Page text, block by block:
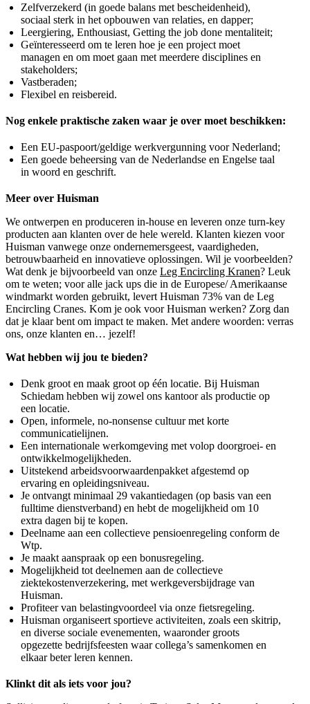
Zelfverzekerd (in goede balans met bescheidenheid),
sociaal sterk in het opbouwen van relaties, en dapper;
Leergiering, Enthousiast, Getting the job done mentaliteit;
Geïnteresseerd om te leren hoe je een project moet
managen en om moet gaan met meerdere disciplines en
stakeholders;
Vastberaden;
Flexibel en reisbereid.
Nog enkele praktische zaken waar je over moet beschikken:
Een EU-paspoort/geldige werkvergunning voor Nederland;
Een goede beheersing van de Nederlandse en Engelse taal
in woord en geschrift.
Meer over Huisman
We ontwerpen en produceren in-house en leveren onze turn-key
producten aan klanten over de hele wereld. Klanten kiezen voor
Huisman vanwege onze ondernemersgeest, vaardigheden,
betrouwbaarheid en innovatieve oplossingen. Wil je voorbeelden?
Wat denk je bijvoorbeeld van onze Leg Encircling Kranen? Leuk
om te weten; voor alle jack ups die in de Europese/ Amerikaanse
windmarkt worden gebruikt, levert Huisman 73% van de Leg
Encircling Cranes. Kom je ook voor Huisman werken? Zorg dan
dat je klaar bent om impact te maken. Met andere woorden: verras
ons, onze klanten en… jezelf!
Wat hebben wij jou te bieden?
Denk groot en maak groot op één locatie. Bij Huisman
Schiedam hebben wij zowel ons kantoor als productie op
een locatie.
Open, informele, no-nonsense cultuur met korte
communicatielijnen.
Een internationale werkomgeving met volop doorgroei- en
ontwikkelmogelijkheden.
Uitstekend arbeidsvoorwaardenpakket afgestemd op
ervaring en opleidingsniveau.
Je ontvangt minimaal 29 vakantiedagen (op basis van een
fulltime dienstverband) en hebt de mogelijkheid om 10
extra dagen bij te kopen.
Deelname aan een collectieve pensioenregeling conform de
Wtp.
Je maakt aanspraak op een bonusregeling.
Mogelijkheid tot deelnemen aan de collectieve
ziektekostenverzekering, met werkgeversbijdrage van
Huisman.
Profiteer van belastingvoordeel via onze fietsregeling.
Huisman organiseert sportieve activiteiten, zoals een skitrip,
en diverse sociale evenementen, waaronder groots
opgezette bedrijfsfeesten waar collega’s samenkomen en
elkaar beter leren kennen.
Klinkt dit als iets voor jou?